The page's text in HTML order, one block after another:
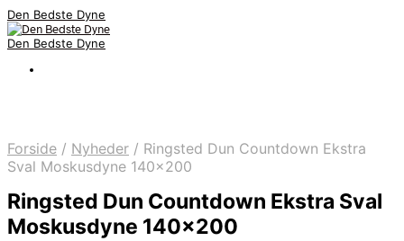
Den Bedste Dyne
Den Bedste Dyne
Forside / Nyheder / Ringsted Dun Countdown Ekstra
Sval Moskusdyne 140×200
Ringsted Dun Countdown Ekstra Sval
Moskusdyne 140×200